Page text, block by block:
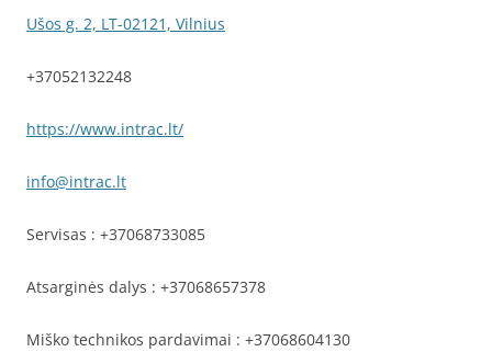
Ušos g. 2, LT-02121, Vilnius
+37052132248
https://www.intrac.lt/
info@intrac.lt
Servisas : +37068733085
Atsarginės dalys : +37068657378
Miško technikos pardavimai : +37068604130